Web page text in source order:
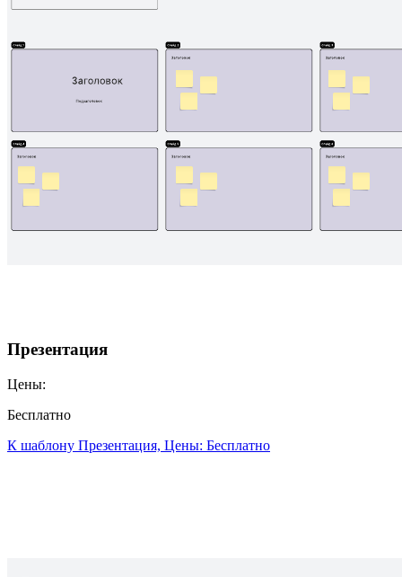
Презентация
Цены:
Бесплатно
К шаблону Презентация, Цены: Бесплатно